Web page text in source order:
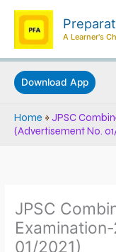
Skip
content
A Learner's
Download App
Home »JPSC
(Advertisement No.
JPSC
01/2021)